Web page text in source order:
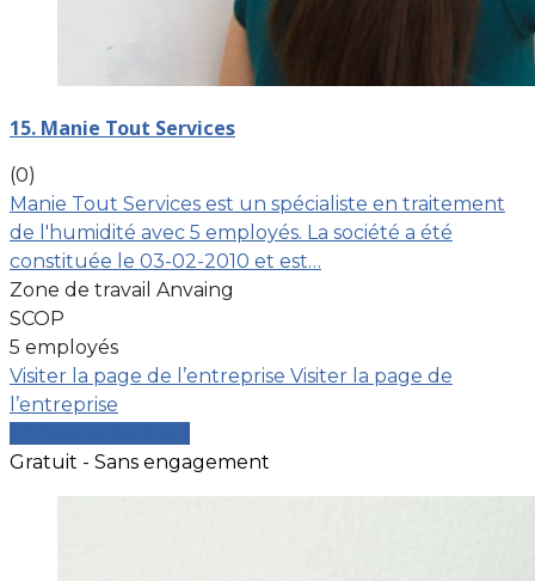
15. Manie Tout Services
(0)
Manie Tout Services est un spécialiste en traitement
de l'humidité avec 5 employés. La société a été
constituée le 03-02-2010 et est…
Zone de travail Anvaing
SCOP
5 employés
Visiter la page de l’entreprise Visiter la page de
l’entreprise
Gratuit - Sans engagement